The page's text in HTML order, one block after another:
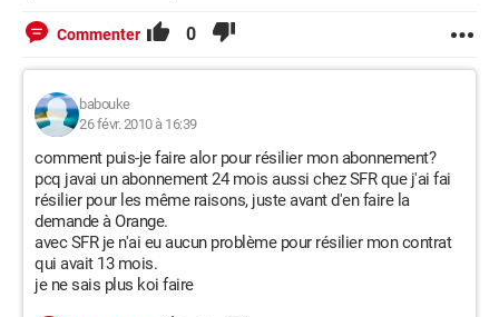
Commenter 0
babouke
26 févr. 2010 à 16:39
comment puis-je faire alor pour résilier mon abonnement?
pcq javai un abonnement 24 mois aussi chez SFR que j'ai fai
résilier pour les même raisons, juste avant d'en faire la
demande à Orange.
avec SFR je n'ai eu aucun problème pour résilier mon contrat
qui avait 13 mois.
je ne sais plus koi faire